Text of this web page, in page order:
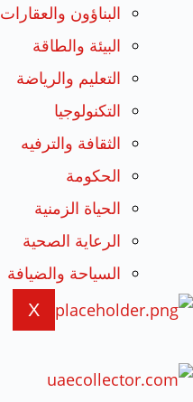
البناؤون والعقارات
البيئة والطاقة
التعليم والرياضة
التكنولوجيا
الثقافة والترفيه
الحكومة
الحياة الزمنية
الرعاية الصحية
السياحة والضيافة
X